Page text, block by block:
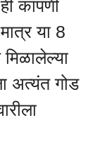
कापणी
या 8
अत्यंत गोड